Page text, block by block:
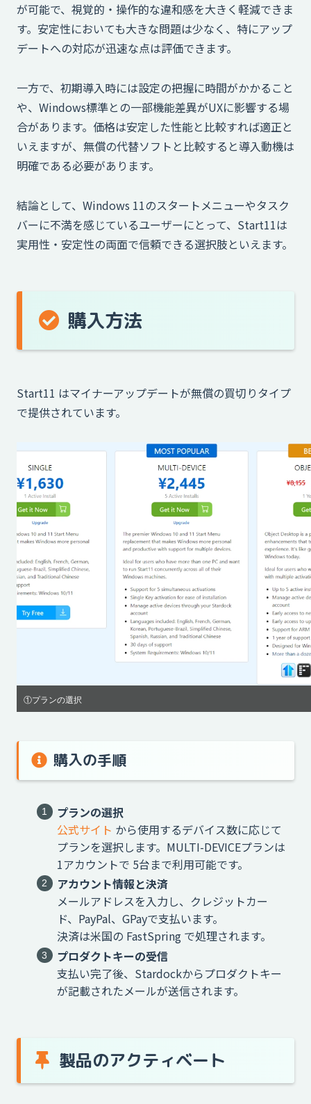
が可能で、視覚的・操作的な違和感を大きく軽減できま
す。安定性においても大きな問題は少なく、特にアップ
デートへの対応が迅速な点は評価できます。
一方で、初期導入時には設定の把握に時間がかかること
や、Windows標準との一部機能差異がUXに影響する場
合があります。価格は安定した性能と比較すれば適正と
いえますが、無償の代替ソフトと比較すると導入動機は
明確である必要があります。
結論として、Windows 11のスタートメニューやタスク
バーに不満を感じているユーザーにとって、Start11は
実用性・安定性の両面で信頼できる選択肢といえます。
購入方法
Start11 はマイナーアップデートが無償の買切りタイプ
で提供されています。
①プランの選択
購入の手順
プランの選択
公式サイト から使用するデバイス数に応じて
プランを選択します。MULTI-DEVICEプランは
1アカウントで 5台まで利用可能です。
アカウント情報と決済
メールアドレスを入力し、クレジットカー
ド、PayPal、GPayで支払います。
決済は米国の FastSpring で処理されます。
プロダクトキーの受信
支払い完了後、Stardockからプロダクトキー
が記載されたメールが送信されます。
製品のアクティベート